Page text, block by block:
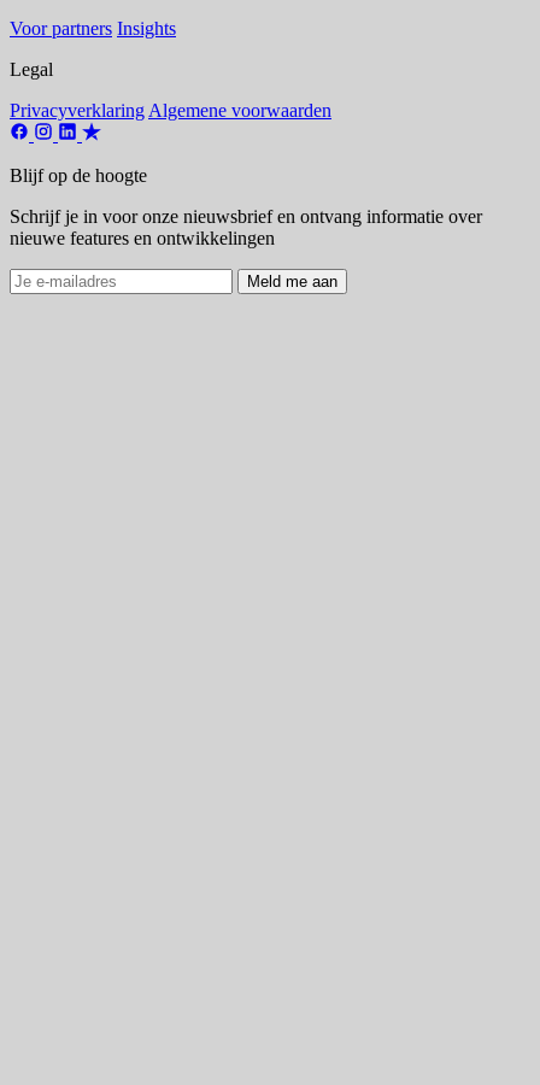
Voor partners Insights
Legal
Privacyverklaring Algemene voorwaarden
Blijf op de hoogte
Schrijf je in voor onze nieuwsbrief en ontvang informatie over
nieuwe features en ontwikkelingen
Meld me aan